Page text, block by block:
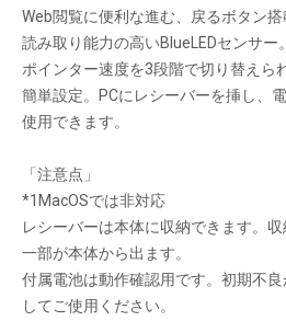
Web閲覧に便利な進む、戻るボタン搭
読み取り能力の高いBlueLEDセンサー。
ポインター速度を3段階で切り替えら
簡単設定。PCにレシーバーを挿し、
使用できます。
「注意点」
*1MacOSでは非対応
レシーバーは本体に収納できます。
一部が本体から出ます。
付属電池は動作確認用です。初期不
してご使用ください。